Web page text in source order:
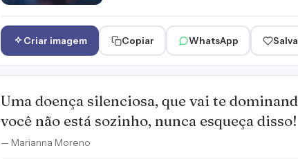
Criar imagem Copiar WhatsApp
Uma doença silenciosa, que vai te
você não está sozinho, nunca esqueça disso!
— Marianna Moreno